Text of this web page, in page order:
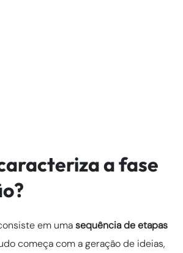
a fase
em umasequência de etapas
começa com a geração de ideias,